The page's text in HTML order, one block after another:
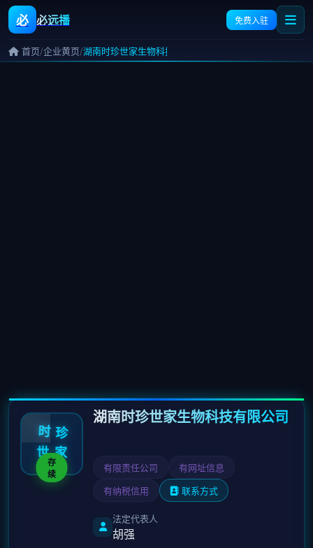
必 必远播 免费入驻
首页/企业黄页/湖南时珍世家生物科技有限公司
时 珍
世 家
存
续
湖南时珍世家生物科技有限公司
有限责任公司 有网址信息
有纳税信用 联系方式
法定代表人
胡强